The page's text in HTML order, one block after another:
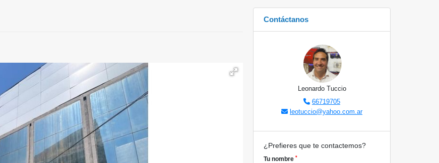
Contáctanos
Leonardo Tuccio
66719705
leotuccio@yahoo.com.ar
¿Prefieres que te contactemos?
Tu nombre *